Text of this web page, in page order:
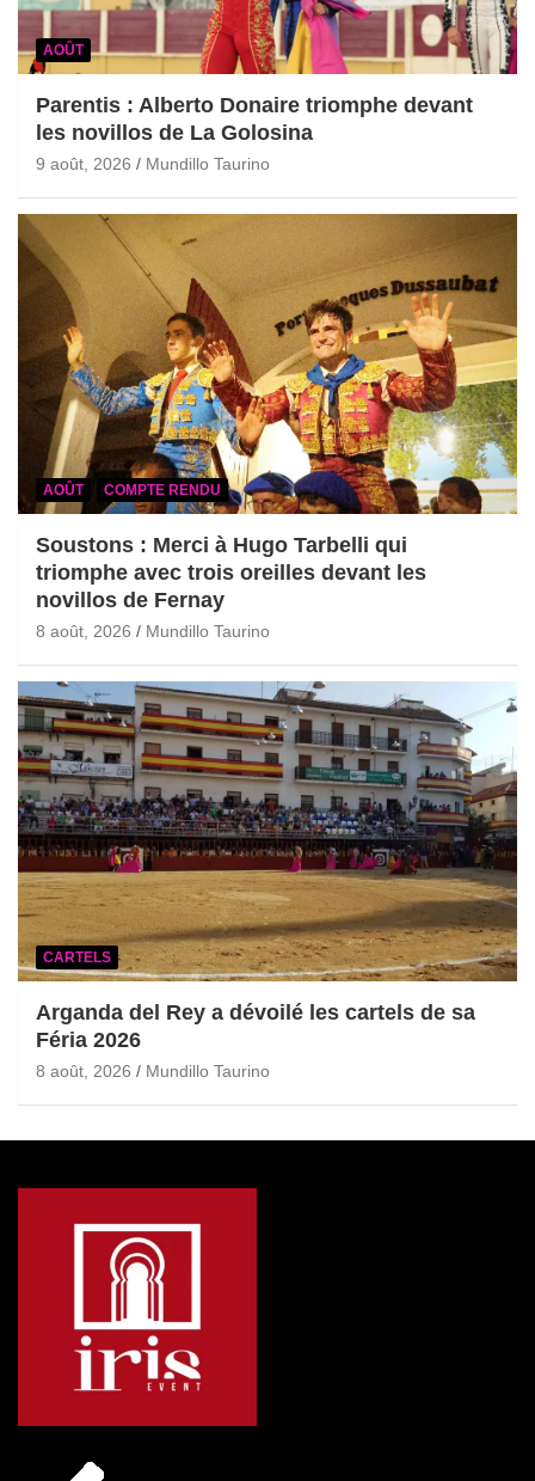
AOÛT
Parentis : Alberto Donaire triomphe devant
les novillos de La Golosina
9 août, 2026 Mundillo Taurino
AOÛT COMPTE RENDU
Soustons : Merci à Hugo Tarbelli qui
triomphe avec trois oreilles devant les
novillos de Fernay
8 août, 2026 Mundillo Taurino
CARTELS
Arganda del Rey a dévoilé les cartels de sa
Féria 2026
8 août, 2026 Mundillo Taurino